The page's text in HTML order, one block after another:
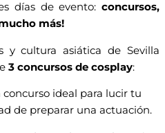
días de evento: concursos,
más!
y cultura asiática de Sevilla
3 concursos de cosplay:
concurso ideal para lucir tu
de preparar una actuación.